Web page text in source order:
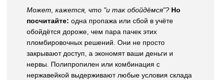
Может, кажется, что "и так обойдёмся"? Но
посчитайте: одна пропажа или сбой в учёте
обойдётся дороже, чем пара пачек этих
пломбировочных решений. Они не просто
закрывают доступ, а экономят ваши деньги и
нервы. Полипропилен или комбинация с
нержавейкой выдерживают любые условия склада